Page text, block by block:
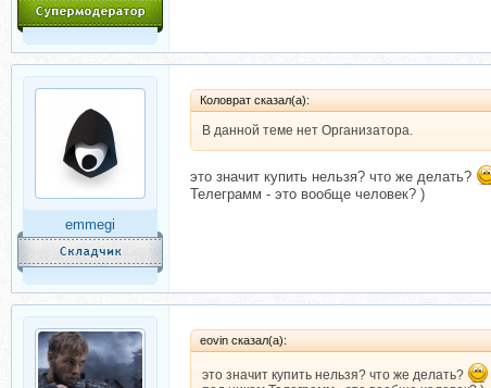
emmegi
Коловрат сказал(а):
В данной теме нет Организатора.
это значит купить нельзя? что же делать?
Телеграмм - это вообще человек? )
eovin сказал(а):
это значит купить нельзя? что же делать?